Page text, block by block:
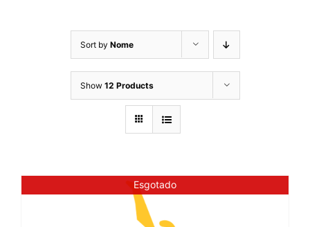
Sort by Nome
Show 12 Products
Esgotado